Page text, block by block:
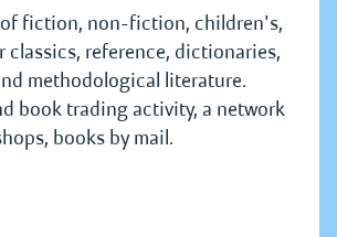
of fiction, non-fiction, children's,
classics, reference, dictionaries,
methodological literature.
book trading activity, a network
books by mail.